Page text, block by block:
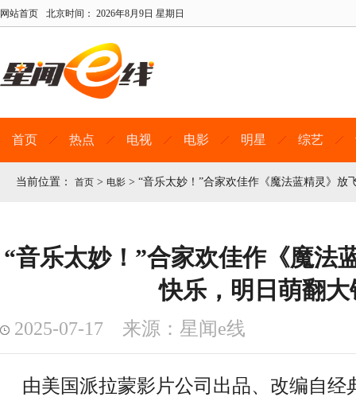
网站首页 北京时间： 2026年8月9日 星期日
首页 热点 电视 电影 明星 综艺
当前位置： 首页 > 电影 > “音乐太妙！”合家欢佳作《魔法蓝精灵》放
“音乐太妙！”合家欢佳作《魔法
快乐，明日萌翻大
2025-07-17 来源：星闻e线
由美国派拉蒙影片公司出品、改编自经